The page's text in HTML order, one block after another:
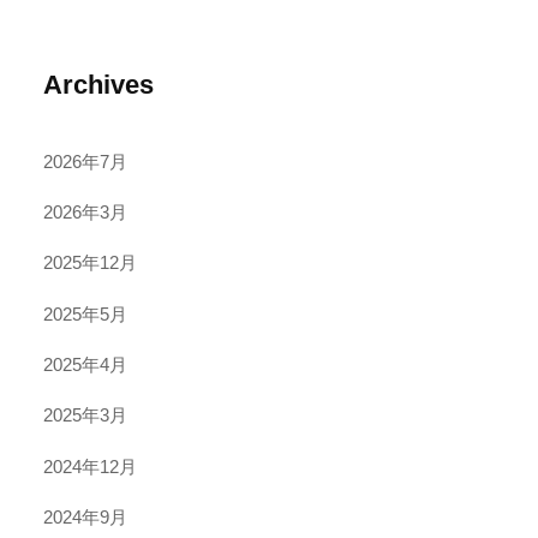
Archives
2026年7月
2026年3月
2025年12月
2025年5月
2025年4月
2025年3月
2024年12月
2024年9月